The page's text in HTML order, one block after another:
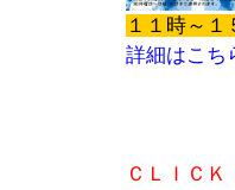
１１時～
詳細はこち
ＣＬＩＣＫ